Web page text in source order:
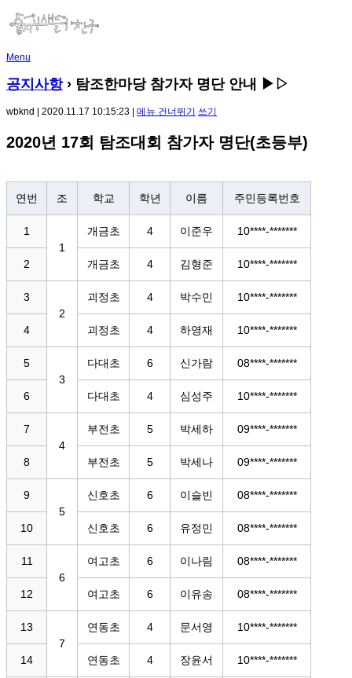
Menu
공지사항› 탐조한마당 참가자 명단 안내 ▶▷
wbknd | 2020.11.17 10:15:23 | 메뉴 건너뛰기 쓰기
2020년 17회 탐조대회 참가자 명단(초등부)
연번 조 학교 학년 이름 주민등록번호
1
1
개금초 4 이준우 10****-*******
2 개금초 4 김형준 10****-*******
3
2
괴정초 4 박수민 10****-*******
4 괴정초 4 하영재 10****-*******
5
3
다대초 6 신가람 08****-*******
6 다대초 4 심성주 10****-*******
7
4
부전초 5 박세하 09****-*******
8 부전초 5 박세나 09****-*******
9
5
신호초 6 이슬빈 08****-*******
10 신호초 6 유정민 08****-*******
11
6
여고초 6 이나림 08****-*******
12 여고초 6 이유송 08****-*******
13
7
연동초 4 문서영 10****-*******
14 연동초 4 장윤서 10****-*******